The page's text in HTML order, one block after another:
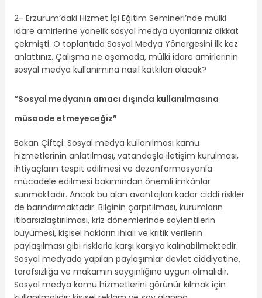
2- Erzurum’daki Hizmet İçi Eğitim Semineri’nde mülki
idare amirlerine yönelik sosyal medya uyarılarınız dikkat
çekmişti. O toplantıda Sosyal Medya Yönergesini ilk kez
anlattınız. Çalışma ne aşamada, mülki idare amirlerinin
sosyal medya kullanımına nasıl katkıları olacak?
“Sosyal medyanın amacı dışında kullanılmasına
müsaade etmeyeceğiz”
Bakan Çiftçi: Sosyal medya kullanılması kamu
hizmetlerinin anlatılması, vatandaşla iletişim kurulması,
ihtiyaçların tespit edilmesi ve dezenformasyonla
mücadele edilmesi bakımından önemli imkânlar
sunmaktadır. Ancak bu alan avantajları kadar ciddi riskler
de barındırmaktadır. Bilginin çarpıtılması, kurumların
itibarsızlaştırılması, kriz dönemlerinde söylentilerin
büyümesi, kişisel hakların ihlali ve kritik verilerin
paylaşılması gibi risklerle karşı karşıya kalınabilmektedir.
Sosyal medyada yapılan paylaşımlar devlet ciddiyetine,
tarafsızlığa ve makamın saygınlığına uygun olmalıdır.
Sosyal medya kamu hizmetlerini görünür kılmak için